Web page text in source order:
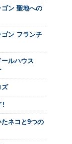
ゴン 聖地への
ゴン フランチ
ルハウス
ズ
!
ネコと9つの